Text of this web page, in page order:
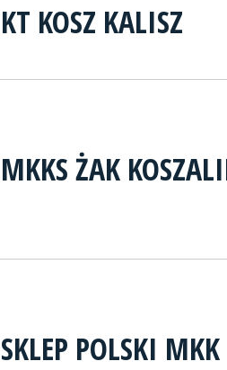
KT KOSZ KALISZ
MKKS ŻAK
SKLEP POLSKI